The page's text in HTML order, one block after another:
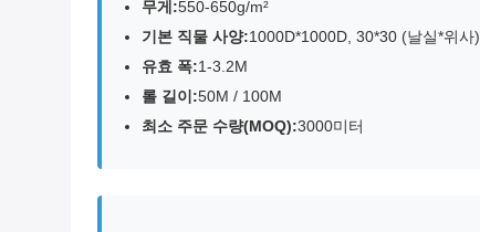
무게:550-650g/m²
기본 직물 사양:1000D*1000D, 30*30 (날실*위사)
유효 폭:1-3.2M
롤 길이:50M / 100M
최소 주문 수량(MOQ):3000미터